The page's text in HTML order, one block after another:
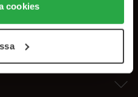
"Detaljer" kan anpassa
kan när som helst återkalla
cookies